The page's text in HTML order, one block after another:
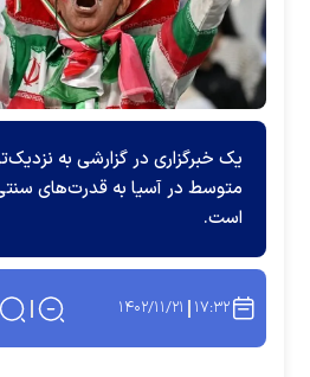
یک خبرگزاری در گزارشی به
متوسط در آسیا به قدرت‌های سنتی
است.
۱۷:۳۲ ۱۴۰۲/۱۱/۲۱